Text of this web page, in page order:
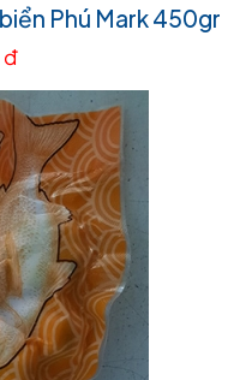
Phú Mark 450gr